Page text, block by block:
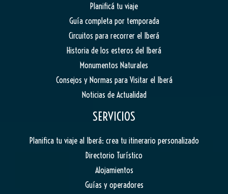
Planificá tu viaje
Guía completa por temporada
Circuitos para recorrer el Iberá
Historia de los esteros del Iberá
Monumentos Naturales
Consejos y Normas para Visitar el Iberá
Noticias de Actualidad
SERVICIOS
Planifica tu viaje al Iberá: crea tu itinerario personalizado
Directorio Turístico
Alojamientos
Guías y operadores